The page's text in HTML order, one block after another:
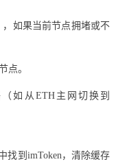
，如果当前节点拥堵或不
点。
如从ETH主网切换到
找到imToken，清除缓存